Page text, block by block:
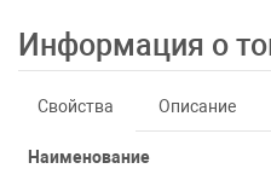
Информация о
Свойства Описание
Наименование